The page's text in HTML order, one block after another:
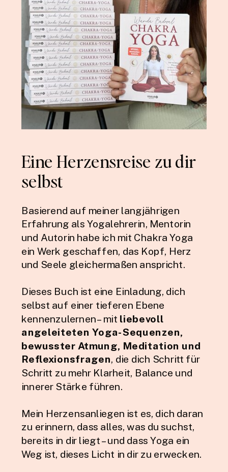
Basierend auf meiner langjährigen
Erfahrung als Yogalehrerin, Mentorin
und Autorin habe ich mit Chakra Yoga
ein Werk geschaffen, das Kopf, Herz
und Seele gleichermaßen anspricht.
Dieses Buch ist eine Einladung, dich
selbst auf einer tieferen Ebene
kennenzulernen – mit liebevoll
angeleiteten Yoga-Sequenzen,
bewusster Atmung, Meditation und
Reflexionsfragen, die dich Schritt für
Schritt zu mehr Klarheit, Balance und
innerer Stärke führen.
Mein Herzensanliegen ist es, dich daran
zu erinnern, dass alles, was du suchst,
bereits in dir liegt – und dass Yoga ein
Weg ist, dieses Licht in dir zu erwecken.
Eine Herzensreise zu dir
selbst